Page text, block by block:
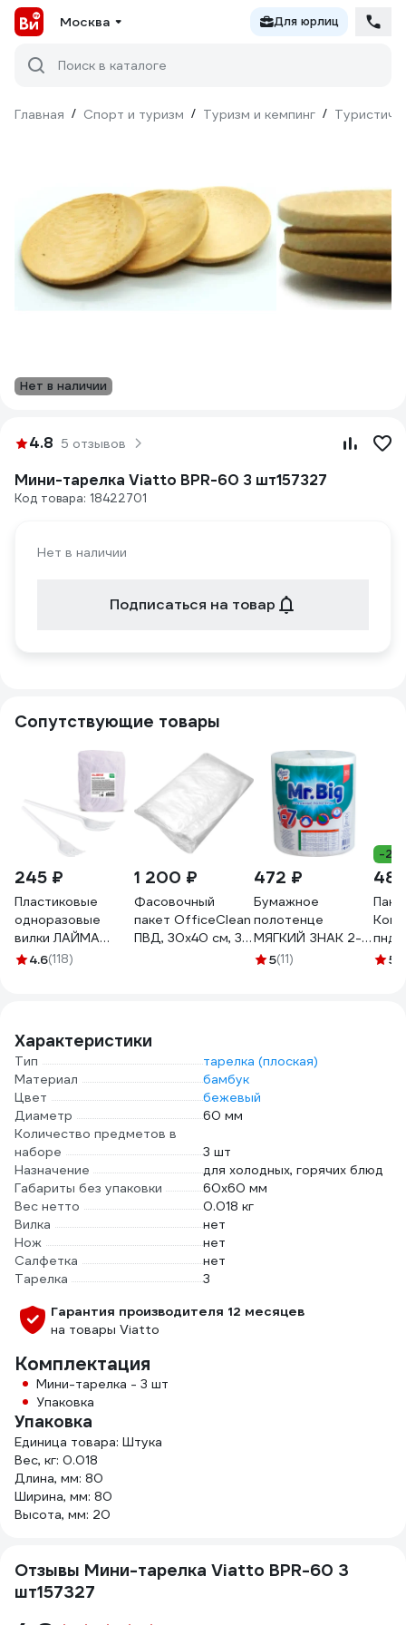
Москва Для юрлиц
Поиск в каталоге
Главная / Спорт и туризм / Туризм и кемпинг /
Нет в наличии
4.8 5 отзывов
Мини-тарелка Viatto BPR-60 3 шт157327
Код товара: 18422701
Нет в наличии
Подписаться на товар
Сопутствующие товары
245 ₽
Пластиковые
одноразовые
вилки ЛАЙМА
Бюджет, комплект
4.6(118)
1 200 ₽
Фасовочный
пакет OfficeClean
ПВД, 30х40 см, 35
472 ₽
Бумажное
полотенце
МЯГКИЙ ЗНАК 2-
сл 1 рул/уп mr.big
5(11)
-
пнд,
5
Характеристики
Тип
тарелка (плоская)
Материал
бамбук
Цвет
бежевый
Диаметр
60 мм
Количество предметов в
наборе
3 шт
Назначение
для холодных, горячих блюд
Габариты без упаковки
60х60 мм
Вес нетто
0.018 кг
Вилка
нет
Нож
нет
Салфетка
нет
Тарелка
3
Гарантия производителя 12 месяцев
на товары Viatto
Комплектация
Мини-тарелка - 3 шт
Упаковка
Упаковка
Единица товара: Штука
Вес, кг: 0.018
Длина, мм: 80
Ширина, мм: 80
Высота, мм: 20
Отзывы Мини-тарелка Viatto BPR-60 3
шт157327